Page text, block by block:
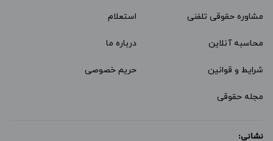
مشاوره حقوقی تلفنی استعلام
محاسبه آنلاین درباره ما
شرایط و قوانین حریم خصوصی
مجله حقوقی
نشانی: